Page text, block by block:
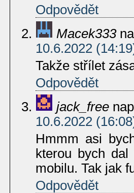
Odpovědět
Macek333
10.6.2022
Takže střílet
Odpovědět
jack_free
10.6.2022
Hmmm asi
kterou bych
mobilu. Tak jak
Odpovědět